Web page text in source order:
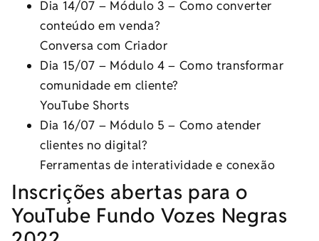
Dia 14/07 – Módulo 3 – Como converter
conteúdo em venda?
Conversa com Criador
Dia 15/07 – Módulo 4 – Como transformar
comunidade em cliente?
YouTube Shorts
Dia 16/07 – Módulo 5 – Como atender
clientes no digital?
Ferramentas de interatividade e conexão
Inscrições abertas para o
YouTube Fundo Vozes Negras